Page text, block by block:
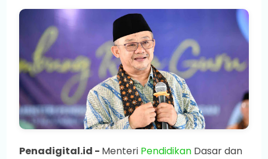
Penadigital.id - Menteri Pendidikan Dasar dan